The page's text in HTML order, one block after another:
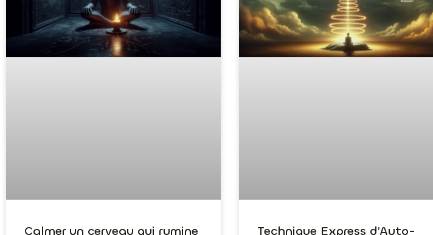
Calmer un cerveau qui rumine Technique Express d’Auto-